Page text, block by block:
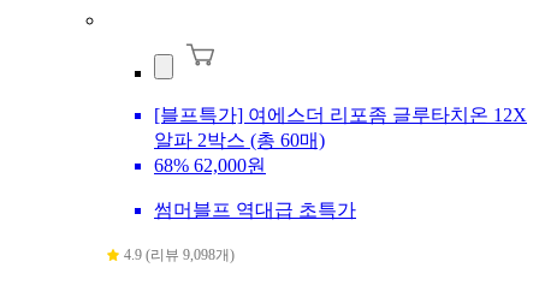
[블프특가] 여에스더 리포좀 글루타치온 12X
알파 2박스 (총 60매)
68% 62,000원
썸머블프 역대급 초특가
4.9 (리뷰 9,098개)